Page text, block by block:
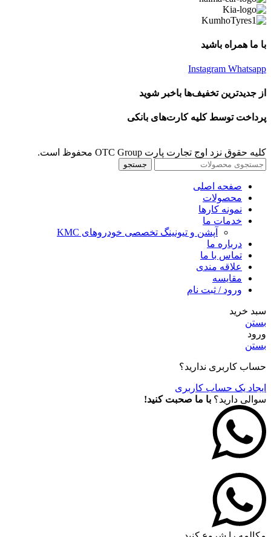
با ما همراه باشید
Instagram Whatsapp
از جدیدترین تخفیف‌ها باخبر شوید
پرداخت توسط کلیه کارت‌های بانکی
کلیه حقوق نزد اوج تجارت پارت OTC Group محفوظ است.
جستجو
صفحه اصلی
محصولات
نمونه کارها
خدمات ما
آپشن و تیونینگ تخصصی خودروهای KMC
درباره ما
تماس با ما
علاقه مندی
مقايسه
ورود / ثبت نام
سبد خرید
بستن
ورود
بستن
حساب کاربری ندارید؟
ایجاد یک حساب کاربری
سوالی دارید؟ با ما صحبت کنید!